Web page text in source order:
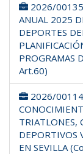
2026/
ANUAL 2025
DEPORTES
PROGRAMAS
Art.60)
2026/
TRIATLONES,
DEPORTIVOS
EN SEVILLA